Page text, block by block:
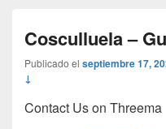
Cosculluela –
Publicado el septiembre 17,
↓
Contact Us on Threema